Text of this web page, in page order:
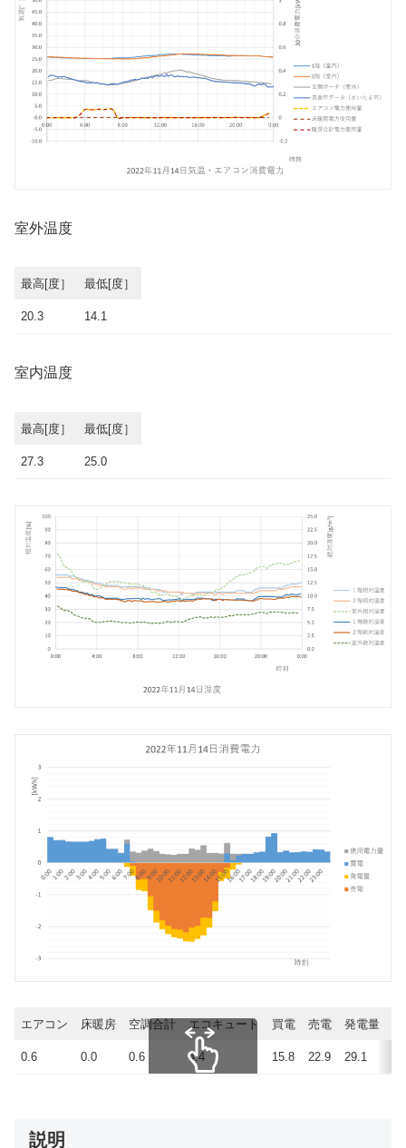
室外温度
最高[度］ 最低[度］
20.3 14.1
室内温度
最高[度］ 最低[度］
27.3 25.0
エアコン 床暖房 空調合計 エコキュート 買電 売電 発電量
0.6 0.0 0.6 4.4 15.8 22.9 29.1
説明